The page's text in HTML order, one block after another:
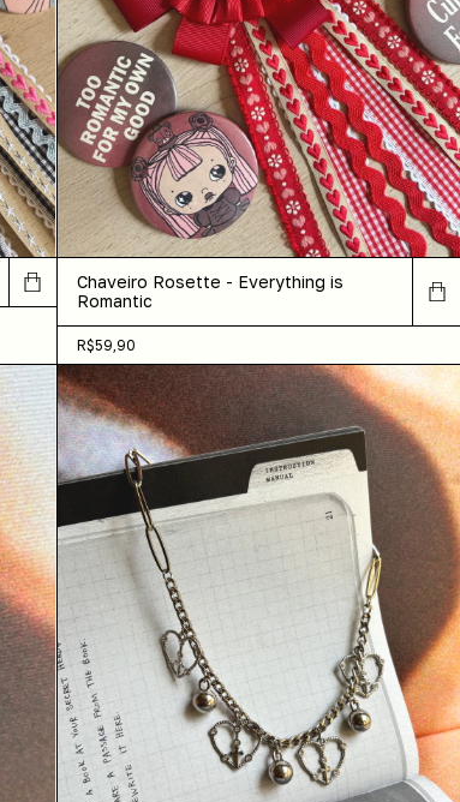
Chaveiro Rosette - Everything is
Romantic
R$59,90